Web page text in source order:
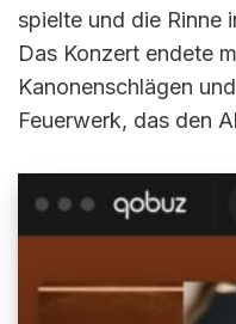
spielte und die Rinne
Das Konzert endete
Kanonenschlägen
Feuerwerk, das den